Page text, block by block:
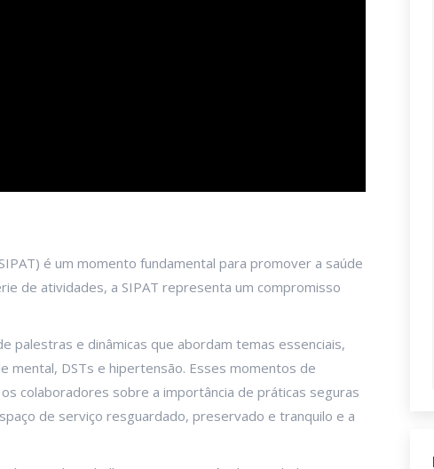
é um momento fundamental para promover a saúde
de atividades, a SIPAT representa um compromisso
palestras e dinâmicas que abordam temas essenciais,
mental, DSTs e hipertensão. Esses momentos de
colaboradores sobre a importância de práticas seguras
de serviço resguardado, preservado e tranquilo e a